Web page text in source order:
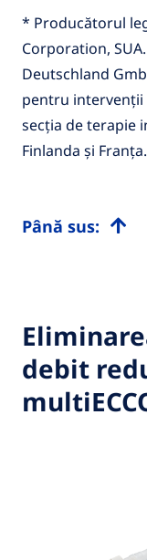
* Producătorul
Corporation,
Deutschland
pentru intervenții
secția de terapie
Finlanda și Franța.
Până sus:
debit